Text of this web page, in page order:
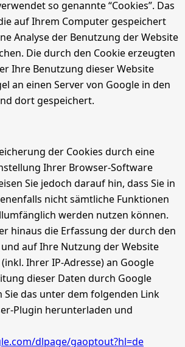
so genannte “Cookies”. Das
auf Ihrem Computer gespeichert
Analyse der Benutzung der Website
Die durch den Cookie erzeugten
Ihre Benutzung dieser Website
an einen Server von Google in den
dort gespeichert.
der Cookies durch eine
Ihrer Browser-Software
Sie jedoch darauf hin, dass Sie in
nicht sämtliche Funktionen
werden nutzen können.
hinaus die Erfassung der durch den
auf Ihre Nutzung der Website
Ihrer IP-Adresse) an Google
dieser Daten durch Google
das unter dem folgenden Link
Plugin herunterladen und
dlpage/gaoptout?hl=de